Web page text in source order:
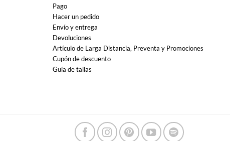
Pago
Hacer un pedido
Envío y entrega
Devoluciones
Artículo de Larga Distancia, Preventa y Promociones
Cupón de descuento
Guía de tallas